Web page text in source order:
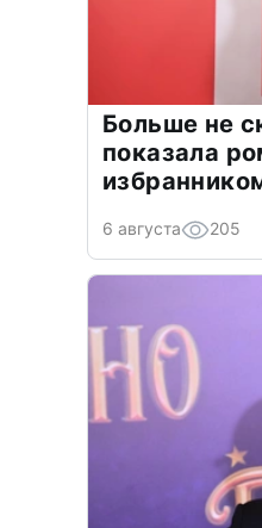
Больше не
показала
6 августа 205